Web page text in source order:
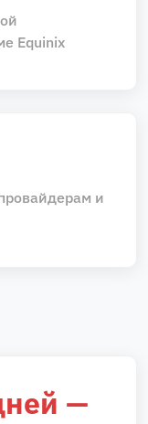
Equinix
и
—